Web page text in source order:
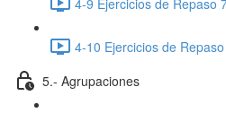
4-10 Ejercicios de
5.- Agrupaciones